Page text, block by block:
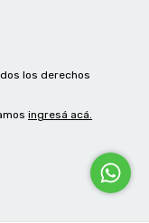
los derechos
ingresá acá.